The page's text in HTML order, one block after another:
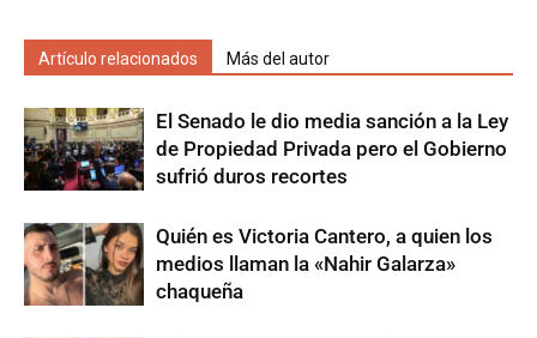
Artículo relacionados Más del autor
El Senado le dio media sanción a la Ley
de Propiedad Privada pero el Gobierno
sufrió duros recortes
Quién es Victoria Cantero, a quien los
medios llaman la «Nahir Galarza»
chaqueña